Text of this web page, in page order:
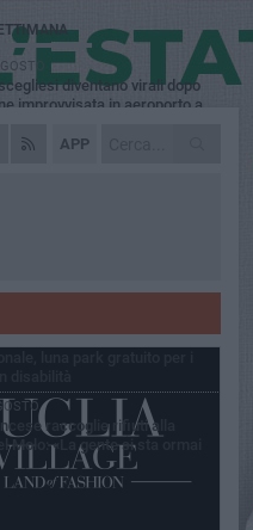
APP
diventano virali dopo
improvvisata in aeroporto a
caldo, il Comune di Bisceglie
nella notte in via Dieta
AGOSTO
raccoglie rifiuti alla
Molo: «La gente si sta ormai